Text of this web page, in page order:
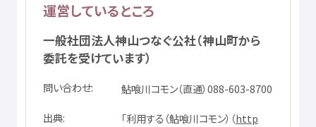
運営しているところ
一般社団法人神山つなぐ公社（神山町から
委託を受けています）
問い合わせ 鮎喰川コモン（直通）088-603-8700
出典
「利用する（鮎喰川コモン）（http